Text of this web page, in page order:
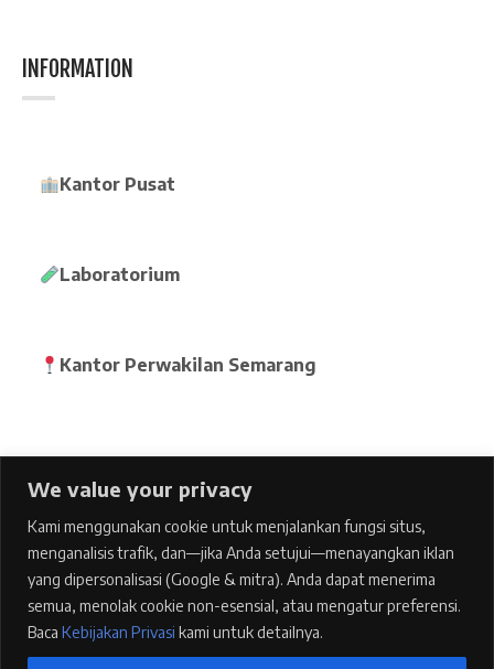
We value your privacy
Kami menggunakan cookie untuk menjalankan fungsi situs,
menganalisis trafik, dan—jika Anda setujui—menayangkan iklan
yang dipersonalisasi (Google & mitra). Anda dapat menerima
semua, menolak cookie non-esensial, atau mengatur preferensi.
Baca Kebijakan Privasi kami untuk detailnya.
INFORMATION
Kantor Pusat
Laboratorium
Kantor Perwakilan Semarang
Home
pages
Features
Blog